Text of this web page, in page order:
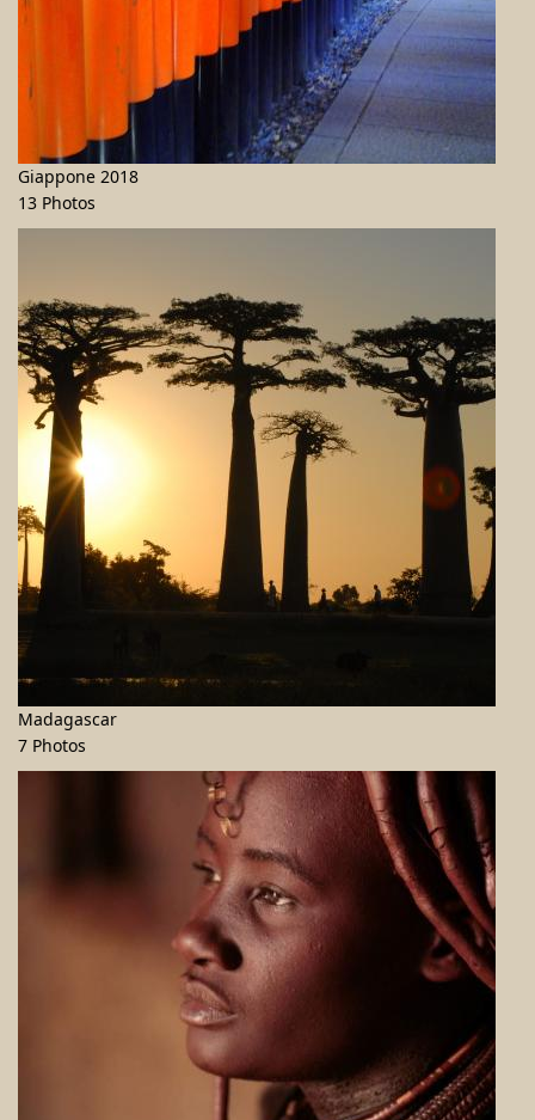
Giappone 2018
13 Photos
Madagascar
7 Photos